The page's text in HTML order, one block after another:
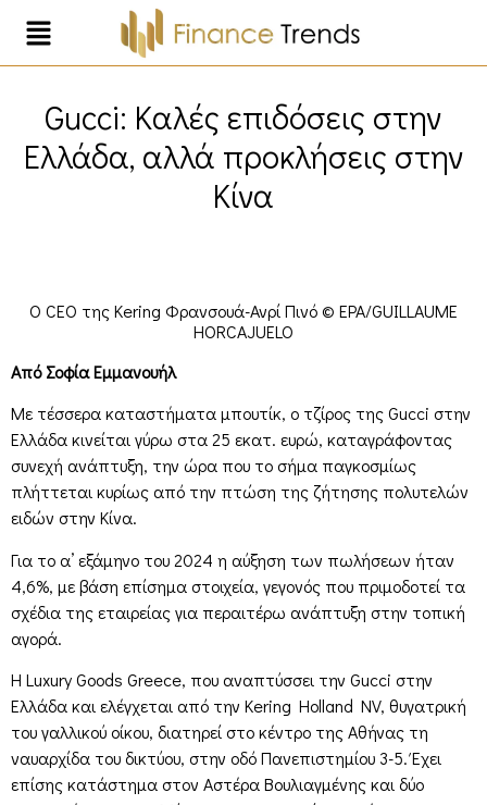
Gucci: Καλές επιδόσεις στην
Ελλάδα, αλλά προκλήσεις στην
Κίνα
Ο CEO της Kering Φρανσουά-Ανρί Πινό © EPA/GUILLAUME
HORCAJUELO
Από Σοφία Εμμανουήλ
Με τέσσερα καταστήματα μπουτίκ, ο τζίρος της Gucci στην
Ελλάδα κινείται γύρω στα 25 εκατ. ευρώ, καταγράφοντας
συνεχή ανάπτυξη, την ώρα που το σήμα παγκοσμίως
πλήττεται κυρίως από την πτώση της ζήτησης πολυτελών
ειδών στην Κίνα.
Για το α’ εξάμηνο του 2024 η αύξηση των πωλήσεων ήταν
4,6%, με βάση επίσημα στοιχεία, γεγονός που πριμοδοτεί τα
σχέδια της εταιρείας για περαιτέρω ανάπτυξη στην τοπική
αγορά.
Η Luxury Goods Greece, που αναπτύσσει την Gucci στην
Ελλάδα και ελέγχεται από την Kering Holland NV, θυγατρική
του γαλλικού οίκου, διατηρεί στο κέντρο της Αθήνας τη
ναυαρχίδα του δικτύου, στην οδό Πανεπιστημίου 3-5. Έχει
επίσης κατάστημα στον Αστέρα Βουλιαγμένης και δύο